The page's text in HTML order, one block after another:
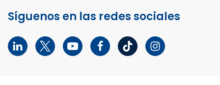
Síguenos en las redes sociales